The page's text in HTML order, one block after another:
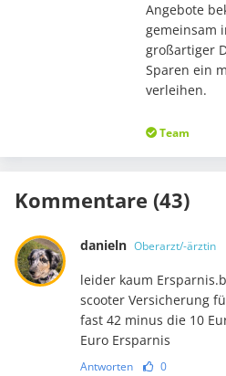
Angebote
gemeinsam
großartiger
Sparen ein
verleihen.
Team
Kommentare (43)
danieln Oberarzt/-ärztin
leider kaum
scooter Versicherung
fast 42 minus die 10
Euro Ersparnis
Antworten 0